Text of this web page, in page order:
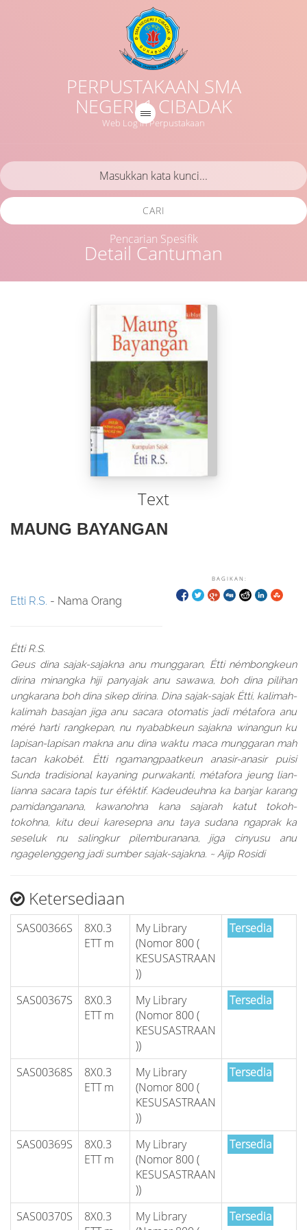
PERPUSTAKAAN SMA
NEGERI 1 CIBADAK
Web Log in Perpustakaan
Detail Cantuman
CARI
Pencarian Spesifik
Text
MAUNG BAYANGAN
BAGIKAN:
Etti R.S. - Nama Orang
Étti R.S.
Geus dina sajak-sajakna anu munggaran, Étti némbongkeun
dirina minangka hiji panyajak anu sawawa, boh dina pilihan
ungkarana boh dina sikep dirina. Dina sajak-sajak Étti, kalimah-
kalimah basajan jiga anu sacara otomatis jadi métafora anu
méré harti rangkepan, nu nyababkeun sajakna winangun ku
lapisan-lapisan makna anu dina waktu maca munggaran mah
tacan kakobét. Étti ngamangpaatkeun anasir-anasir puisi
Sunda tradisional kayaning purwakanti, métafora jeung lian-
lianna sacara tapis tur éféktif. Kadeudeuhna ka banjar karang
pamidanganana, kawanohna kana sajarah katut tokoh-
tokohna, kitu deui karesepna anu taya sudana ngaprak ka
seseluk nu salingkur pilemburanana, jiga cinyusu anu
ngagelenggeng jadi sumber sajak-sajakna. ~ Ajip Rosidi
Ketersediaan
SAS00366S
8X0.3
ETT m
My Library
(Nomor 800 (
KESUSASTRAAN
))
Tersedia
SAS00367S
8X0.3
ETT m
My Library
(Nomor 800 (
KESUSASTRAAN
))
Tersedia
SAS00368S
8X0.3
ETT m
My Library
(Nomor 800 (
KESUSASTRAAN
))
Tersedia
SAS00369S
8X0.3
ETT m
My Library
(Nomor 800 (
KESUSASTRAAN
))
Tersedia
SAS00370S
8X0.3
My Library
Tersedia